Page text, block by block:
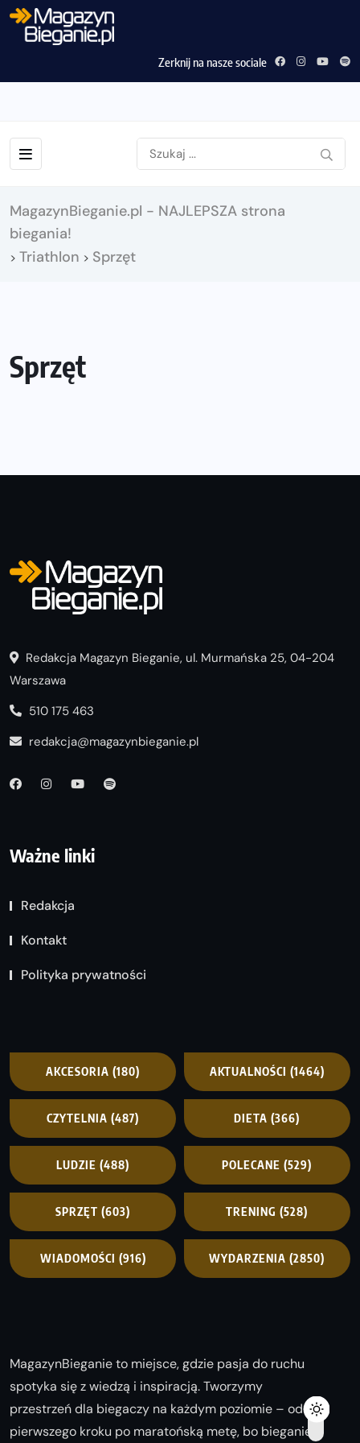
Zerknij na nasze sociale
MagazynBieganie.pl - NAJLEPSZA strona
biegania!
> Triathlon > Sprzęt
Sprzęt
Redakcja Magazyn Bieganie, ul. Murmańska 25, 04-204
Warszawa
510 175 463
redakcja@magazynbieganie.pl
Ważne linki
Redakcja
Kontakt
Polityka prywatności
AKCESORIA (180) AKTUALNOŚCI (1464)
CZYTELNIA (487) DIETA (366)
LUDZIE (488) POLECANE (529)
SPRZĘT (603) TRENING (528)
WIADOMOŚCI (916) WYDARZENIA (2850)
MagazynBieganie to miejsce, gdzie pasja do ruchu
spotyka się z wiedzą i inspiracją. Tworzymy
przestrzeń dla biegaczy na każdym poziomie – od
pierwszego kroku po maratońską metę, bo bieganie